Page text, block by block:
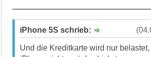
iPhone 5S schrieb:
Und die Kreditkarte wird nur